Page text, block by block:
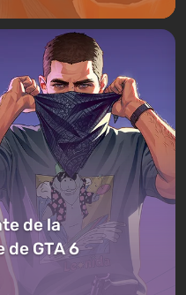
de la
GTA 6